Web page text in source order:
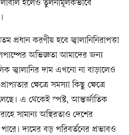
হলেও তুলনামূলকভাবে
প্রধান করণীয় হবে জ্বালানিনিরাপত্তা
অভিজ্ঞতা আমাদের জন্য
জ্বালানির দাম এখনো না বাড়ালেও
ক্ষেত্রে সমস্যা কিছু ক্ষেত্রে
এ থেকেই স্পষ্ট, আন্তর্জাতিক
সামান্য অস্থিরতাও দেশের
দামের বড় পরিবর্তনের প্রভাবও